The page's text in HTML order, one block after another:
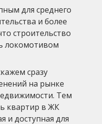
для среднего
и более
строительство
локомотивом
сразу
на рынке
Тем
квартир в ЖК
и доступная для